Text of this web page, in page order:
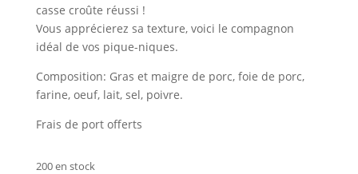
casse croûte réussi !
Vous apprécierez sa texture, voici le compagnon
idéal de vos pique-niques.
Composition: Gras et maigre de porc, foie de porc,
farine, oeuf, lait, sel, poivre.
Frais de port offerts
200 en stock